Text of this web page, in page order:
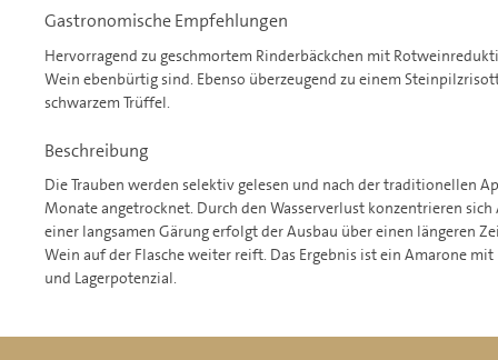
Gastronomische Empfehlungen
Hervorragend zu geschmortem Rinderbäckchen mit
Wein ebenbürtig sind. Ebenso überzeugend zu einem
schwarzem Trüffel.
Beschreibung
Die Trauben werden selektiv gelesen und nach der traditionellen
Monate angetrocknet. Durch den Wasserverlust konzentrieren
einer langsamen Gärung erfolgt der Ausbau über einen längeren
Wein auf der Flasche weiter reift. Das Ergebnis ist ein Amarone
und Lagerpotenzial.